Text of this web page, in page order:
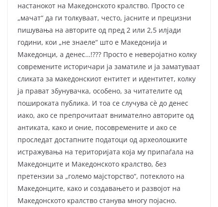
настанокот на Македонското кралство. Просто се
„мачат“ да ги толкуваат, често, јасните и прецизни
пишувања на авторите од пред 2 или 2,5 илјади
години, кои „не знаеле“ што е Македонија и
Македонци, а денес…!??? Просто е неверојатно колку
современите историчари ја заматиле и ја заматуваат
сликата за македонскиот ентитет и идентитет, колку
ја прават збунувачка, особено, за читателите од
пошироката публика. И тоа се случува сè до денес
иако, ако се препрочитаат внимателно авторите од
антиката, како и оние, посовремените и ако се
проследат достапните податоци од археолошките
истражувања на територијата која му припаѓала на
Македонците и Македонското кралство, без
претензии за „големо мајсторство“, потеклото на
Македонците, како и создавањето и развојот на
Македонското кралство станува многу појасно.